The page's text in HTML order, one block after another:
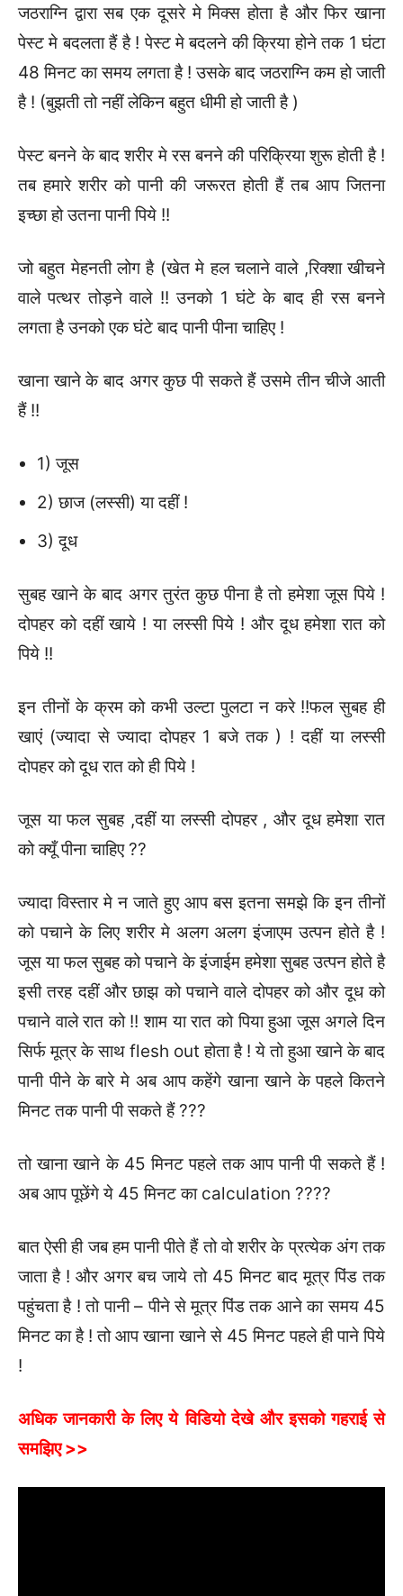
जठराग्नि द्वारा सब एक दूसरे मे मिक्स होता है और फिर खाना
पेस्ट मे बदलता हैं है ! पेस्ट मे बदलने की क्रिया होने तक 1 घंटा
48 मिनट का समय लगता है ! उसके बाद जठराग्नि कम हो जाती
है ! (बुझती तो नहीं लेकिन बहुत धीमी हो जाती है )
पेस्ट बनने के बाद शरीर मे रस बनने की परिक्रिया शुरू होती है !
तब हमारे शरीर को पानी की जरूरत होती हैं तब आप जितना
इच्छा हो उतना पानी पिये !!
जो बहुत मेहनती लोग है (खेत मे हल चलाने वाले ,रिक्शा खीचने
वाले पत्थर तोड़ने वाले !! उनको 1 घंटे के बाद ही रस बनने
लगता है उनको एक घंटे बाद पानी पीना चाहिए !
खाना खाने के बाद अगर कुछ पी सकते हैं उसमे तीन चीजे आती
हैं !!
1) जूस
2) छाज (लस्सी) या दहीं !
3) दूध
सुबह खाने के बाद अगर तुरंत कुछ पीना है तो हमेशा जूस पिये !
दोपहर को दहीं खाये ! या लस्सी पिये ! और दूध हमेशा रात को
पिये !!
इन तीनों के क्रम को कभी उल्टा पुलटा न करे !!फल सुबह ही
खाएं (ज्यादा से ज्यादा दोपहर 1 बजे तक ) ! दहीं या लस्सी
दोपहर को दूध रात को ही पिये !
जूस या फल सुबह ,दहीं या लस्सी दोपहर , और दूध हमेशा रात
को क्यूँ पीना चाहिए ??
ज्यादा विस्तार मे न जाते हुए आप बस इतना समझे कि इन तीनों
को पचाने के लिए शरीर मे अलग अलग इंजाएम उत्पन होते है !
जूस या फल सुबह को पचाने के इंजाईम हमेशा सुबह उत्पन होते है
इसी तरह दहीं और छाझ को पचाने वाले दोपहर को और दूध को
पचाने वाले रात को !! शाम या रात को पिया हुआ जूस अगले दिन
सिर्फ मूत्र के साथ flesh out होता है ! ये तो हुआ खाने के बाद
पानी पीने के बारे मे अब आप कहेंगे खाना खाने के पहले कितने
मिनट तक पानी पी सकते हैं ???
तो खाना खाने के 45 मिनट पहले तक आप पानी पी सकते हैं !
अब आप पूछेंगे ये 45 मिनट का calculation ????
बात ऐसी ही जब हम पानी पीते हैं तो वो शरीर के प्रत्येक अंग तक
जाता है ! और अगर बच जाये तो 45 मिनट बाद मूत्र पिंड तक
पहुंचता है ! तो पानी – पीने से मूत्र पिंड तक आने का समय 45
मिनट का है ! तो आप खाना खाने से 45 मिनट पहले ही पाने पिये
!
अधिक जानकारी के लिए ये विडियो देखे और इसको गहराई से
समझिए >>